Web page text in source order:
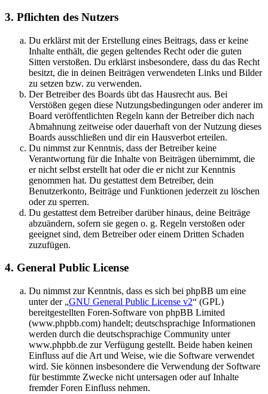
3. Pflichten des Nutzers
Du erklärst mit der Erstellung eines Beitrags, dass er keine
Inhalte enthält, die gegen geltendes Recht oder die guten
Sitten verstoßen. Du erklärst insbesondere, dass du das Recht
besitzt, die in deinen Beiträgen verwendeten Links und Bilder
zu setzen bzw. zu verwenden.
Der Betreiber des Boards übt das Hausrecht aus. Bei
Verstößen gegen diese Nutzungsbedingungen oder anderer im
Board veröffentlichten Regeln kann der Betreiber dich nach
Abmahnung zeitweise oder dauerhaft von der Nutzung dieses
Boards ausschließen und dir ein Hausverbot erteilen.
Du nimmst zur Kenntnis, dass der Betreiber keine
Verantwortung für die Inhalte von Beiträgen übernimmt, die
er nicht selbst erstellt hat oder die er nicht zur Kenntnis
genommen hat. Du gestattest dem Betreiber, dein
Benutzerkonto, Beiträge und Funktionen jederzeit zu löschen
oder zu sperren.
Du gestattest dem Betreiber darüber hinaus, deine Beiträge
abzuändern, sofern sie gegen o. g. Regeln verstoßen oder
geeignet sind, dem Betreiber oder einem Dritten Schaden
zuzufügen.
4. General Public License
Du nimmst zur Kenntnis, dass es sich bei phpBB um eine
unter der „GNU General Public License v2“ (GPL)
bereitgestellten Foren-Software von phpBB Limited
(www.phpbb.com) handelt; deutschsprachige Informationen
werden durch die deutschsprachige Community unter
www.phpbb.de zur Verfügung gestellt. Beide haben keinen
Einfluss auf die Art und Weise, wie die Software verwendet
wird. Sie können insbesondere die Verwendung der Software
für bestimmte Zwecke nicht untersagen oder auf Inhalte
fremder Foren Einfluss nehmen.